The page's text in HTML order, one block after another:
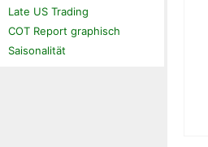
Late US Trading
COT Report graphisch
Saisonalität